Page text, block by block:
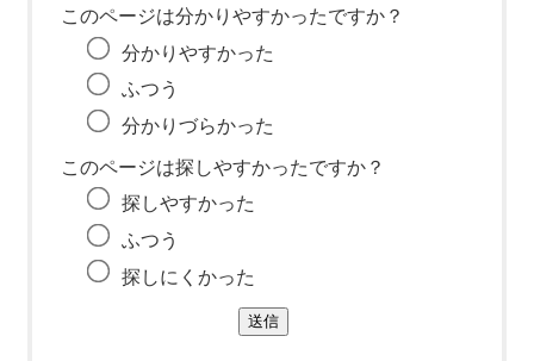
このページは分かりやすかったですか？
分かりやすかった
ふつう
分かりづらかった
このページは探しやすかったですか？
探しやすかった
ふつう
探しにくかった